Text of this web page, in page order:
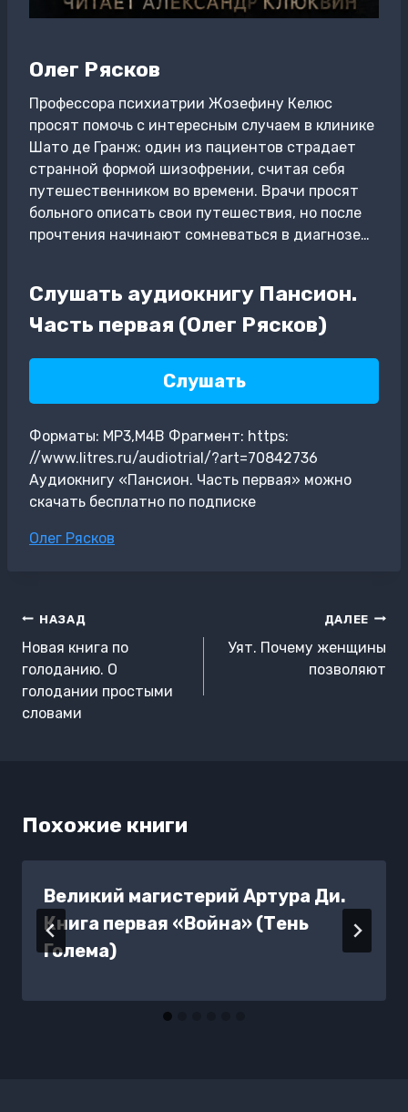
Олег Рясков
Профессора психиатрии Жозефину Келюс
просят помочь с интересным случаем в клинике
Шато де Гранж: один из пациентов страдает
странной формой шизофрении, считая себя
путешественником во времени. Врачи просят
больного описать свои путешествия, но после
прочтения начинают сомневаться в диагнозе…
Слушать аудиокнигу Пансион.
Часть первая (Олег Рясков)
Слушать
Форматы: MP3,M4B Фрагмент: https:
//www.litres.ru/audiotrial/?art=70842736
Аудиокнигу «Пансион. Часть первая» можно
скачать бесплатно по подписке
Метки
Олег Рясков
Навигация
по
записям
НАЗАД
Новая книга по
голоданию. О
голодании простыми
словами
ДАЛЕЕ
Уят. Почему женщины
позволяют
Похожие книги
Великий магистерий Артура Ди.
Книга первая «Война» (Тень
Голема)